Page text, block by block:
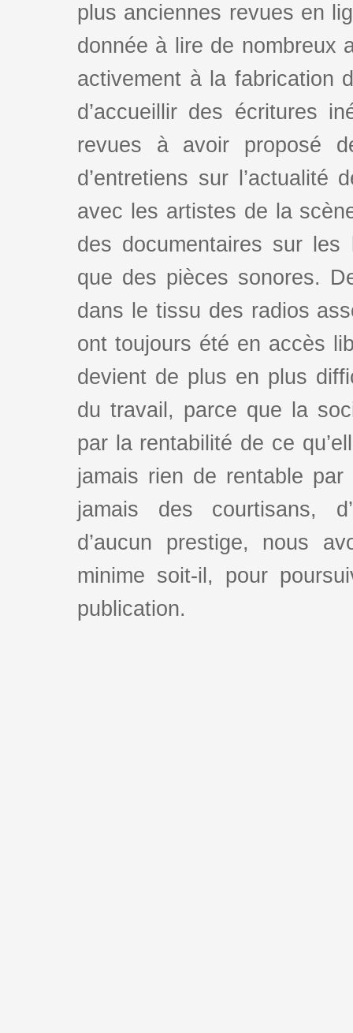
plus anciennes revues en
donnée à lire de nombreux
activement à la fabrication
d’accueillir des écritures
revues à avoir proposé
d’entretiens sur l’actualité
avec les artistes de la
des documentaires sur
que des pièces sonores.
dans le tissu des radios
ont toujours été en accès
devient de plus en plus
du travail, parce que la
par la rentabilité de ce
jamais rien de rentable
jamais des courtisans,
d’aucun prestige, nous
minime soit-il, pour
publication.